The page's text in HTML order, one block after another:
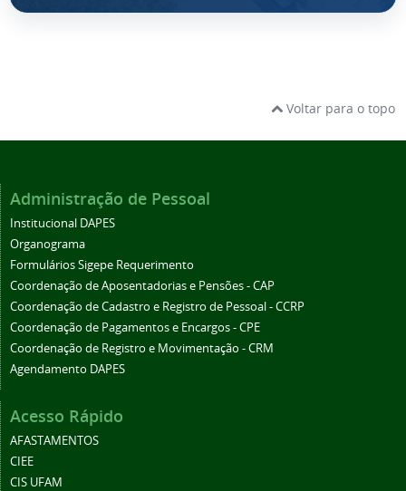
Voltar para o topo
Administração de Pessoal
Institucional DAPES
Organograma
Formulários Sigepe Requerimento
Coordenação de Aposentadorias e Pensões - CAP
Coordenação de Cadastro e Registro de Pessoal - CCRP
Coordenação de Pagamentos e Encargos - CPE
Coordenação de Registro e Movimentação - CRM
Agendamento DAPES
Acesso Rápido
AFASTAMENTOS
CIEE
CIS UFAM